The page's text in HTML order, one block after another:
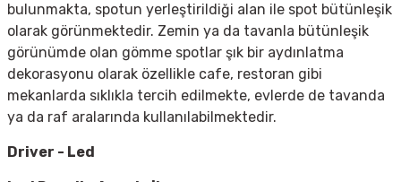
bulunmakta, spotun yerleştirildiği alan ile spot bütünleşik
olarak görünmektedir. Zemin ya da tavanla bütünleşik
görünümde olan gömme spotlar şık bir aydınlatma
dekorasyonu olarak özellikle cafe, restoran gibi
mekanlarda sıklıkla tercih edilmekte, evlerde de tavanda
ya da raf aralarında kullanılabilmektedir.
Driver - Led